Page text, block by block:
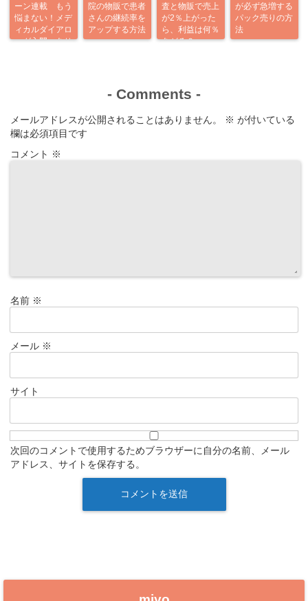
ーン連載 もう
悩まない！メデ
ィカルダイアロ
ーグ入門 あり
院の物販で患者
さんの継続率を
アップする方法
査と物販で売上
が2％上がった
ら、利益は何％
あがる？
が必ず急増する
パック売りの方
法
- Comments -
メールアドレスが公開されることはありません。 ※ が付いている
欄は必須項目です
コメント ※
名前 ※
メール ※
サイト
次回のコメントで使用するためブラウザーに自分の名前、メール
アドレス、サイトを保存する。